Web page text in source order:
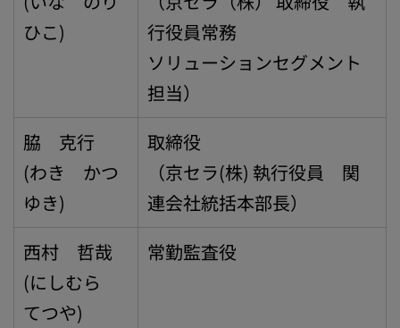
ひこ)
行役員常務
ソリューションセグメント
担当）
脇 克行
(わき かつ
ゆき)
取締役
（京セラ(株) 執行役員 関
連会社統括本部長）
西村 哲哉
(にしむら
てつや)
常勤監査役